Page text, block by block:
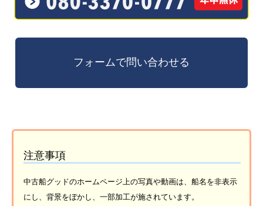
注意事項
中古船グッドのホームページ上の写真や動画は、船名を非表示
にし、背景をぼかし、一部加工が施されています。